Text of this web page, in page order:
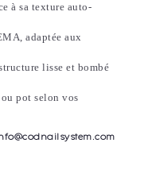
à sa texture auto-
adaptée aux
lisse et bombé
pot selon vos